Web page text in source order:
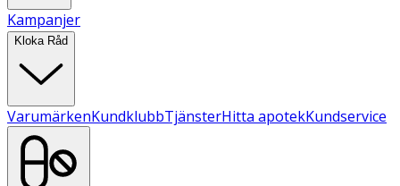
Kampanjer
Kloka Råd
VarumärkenKundklubbTjänsterHitta apotekKundservice